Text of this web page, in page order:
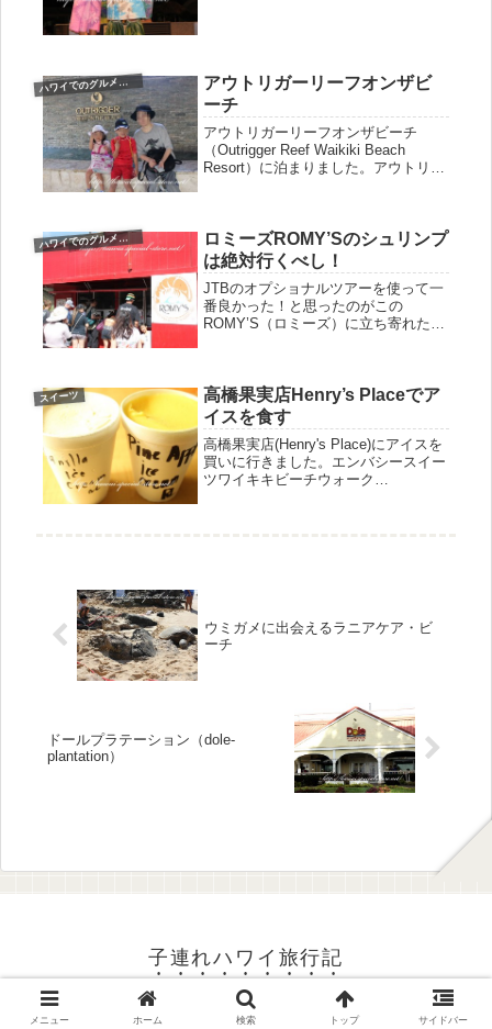
（メ...
ハ ワイでのグルメ＆食事＆スイーツ
アウトリガーリーフオンザビ
ーチ
アウトリガーリーフオンザビーチ
（Outrigger Reef Waikiki Beach
Resort）に泊まりました。アウトリガ
アー...
ハワイでのグルメ＆食事＆スイーツ
ロミーズROMY’Sのシュリンプ
は絶対行くべし！
JTBのオプショナルツアーを使って一
番良かった！と思ったのがこの
ROMY’S（ロミーズ）に立ち寄れたと
す！ツアーで行っていなければ、その
後わ...
スイーツ
高橋果実店Henry’s Placeでア
イスを食す
高橋果実店(Henry's Place)にアイスを
買いに行きました。エンバシースイー
ツワイキキビーチウォーク
ウミガメに出会えるラニアケア・ビ
ーチ
ドールプラテーション（dole-
plantation）
子連れハワイ旅行記
Copyright © 2015-2026 子連れハワイ旅行記 All Rights Reserved.
メニュー ホーム 検索 トップ サイドバー